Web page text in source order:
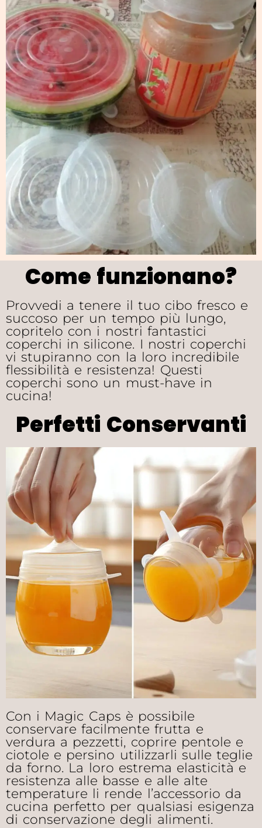
Come funzionano?
Provvedi a tenere il tuo cibo fresco e
succoso per un tempo più lungo,
copritelo con i nostri fantastici
coperchi in silicone. I nostri coperchi
vi stupiranno con la loro incredibile
flessibilità e resistenza! Questi
coperchi sono un must-have in
cucina!
Perfetti Conservanti
Con i Magic Caps è possibile
conservare facilmente frutta e
verdura a pezzetti, coprire pentole e
ciotole e persino utilizzarli sulle teglie
da forno. La loro estrema elasticità e
resistenza alle basse e alle alte
temperature li rende l’accessorio da
cucina perfetto per qualsiasi esigenza
di conservazione degli alimenti.